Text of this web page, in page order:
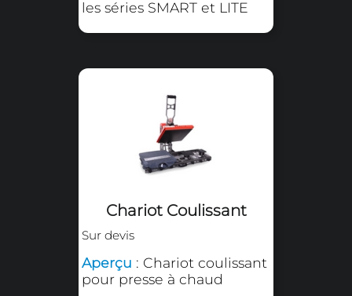
Chariot de chargement
rapide
Sur devis
Réf. : 109.505.14 à 109.505.16 /
109.505.19
chargement avec 3
emplacements
disponibles et adaptable
pour les presses LITE et
SMART